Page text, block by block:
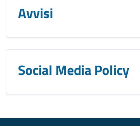
Avvisi
Social Media Policy